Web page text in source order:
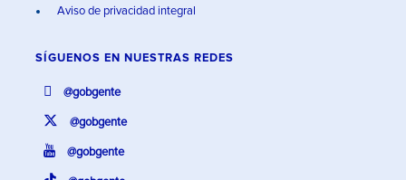
Aviso de privacidad integral
SÍGUENOS EN NUESTRAS REDES
@gobgente
@gobgente
@gobgente